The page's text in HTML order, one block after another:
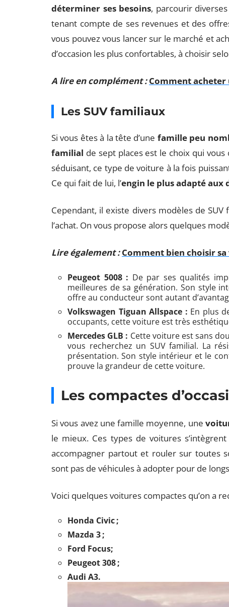
déterminer ses besoins, parcourir
tenant compte de ses revenues et des
vous pouvez vous lancer sur le marché et
d’occasion les plus confortables, à choisir
A lire en complément : Comment acheter
Les SUV familiaux
Si vous êtes à la tête d’une famille peu
familial de sept places est le choix qui
séduisant, ce type de voiture à la fois
Ce qui fait de lui, l’engin le plus adapté aux
Cependant, il existe divers modèles de
l’achat. On vous propose alors quelques
Lire également : Comment bien choisir
Peugeot 5008 : De par ses qualités
meilleures de sa génération. Son style
offre au conducteur sont autant
Volkswagen Tiguan Allspace : En plus
occupants, cette voiture est très
Mercedes GLB : Cette voiture est sans
vous recherchez un SUV familial. La
présentation. Son style intérieur et le
prouve la grandeur de cette voiture.
Les compactes
Si vous avez une famille moyenne, une
le mieux. Ces types de voitures
accompagner partout et rouler sur toutes
sont pas de véhicules à adopter pour de
Voici quelques voitures compactes qu’on a
Honda Civic ;
Mazda 3 ;
Ford Focus;
Peugeot 308 ;
Audi A3.